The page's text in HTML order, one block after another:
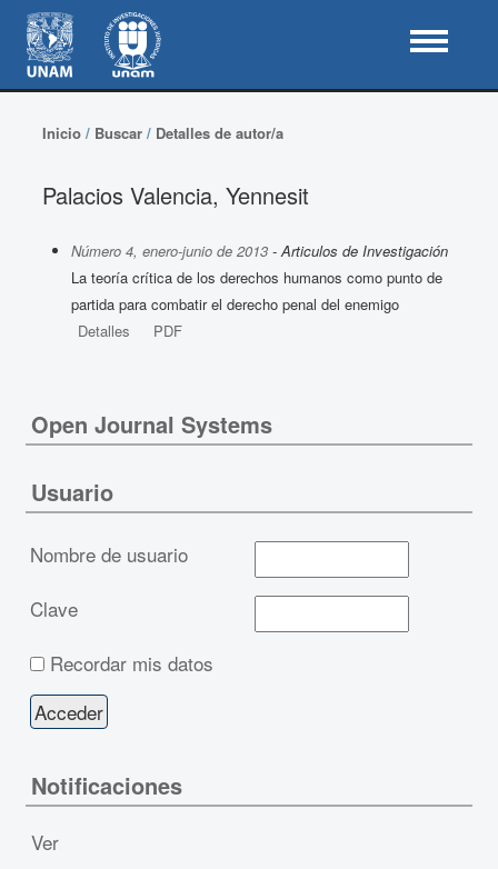
Inicio/ Buscar/ Detalles de autor/a
Palacios Valencia, Yennesit
Número 4, enero-junio de 2013- Articulos de Investigación
La teoría crítica de los derechos humanos como punto de
partida para combatir el derecho penal del enemigo
Detalles
PDF
Open Journal Systems
Usuario
Nombre de usuario
Clave
Recordar mis datos
Notificaciones
Ver